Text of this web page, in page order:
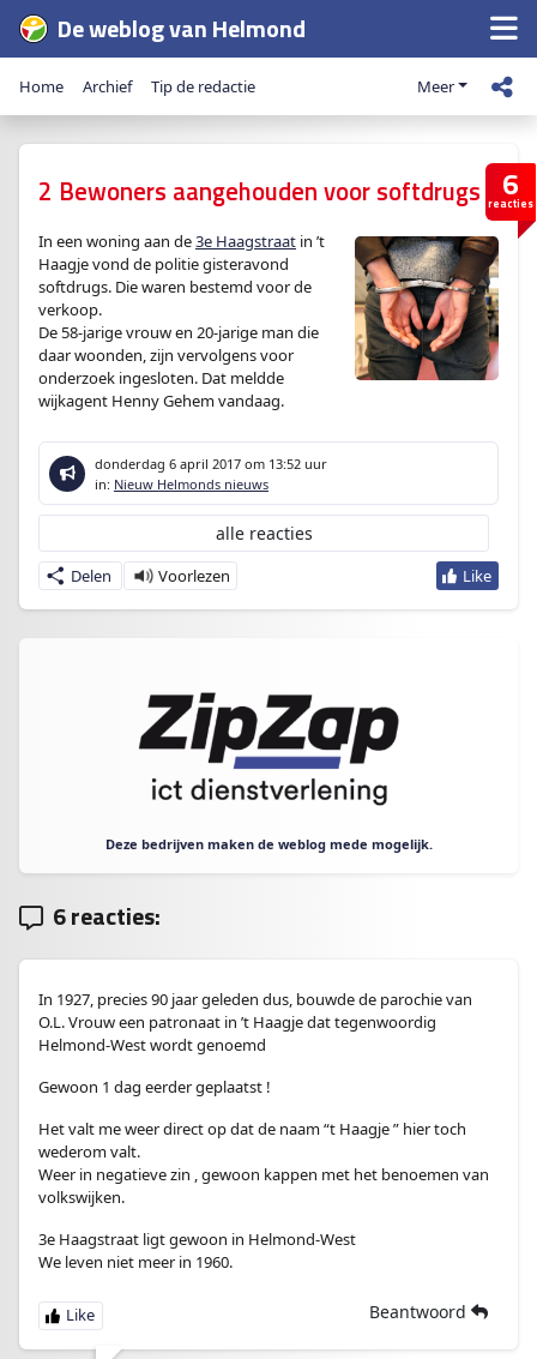
De weblog van Helmond
Home Archief Tip de redactie Meer
6
reacties
2 Bewoners aangehouden voor softdrugs
In een woning aan de3e Haagstraat in ’t
Haagje vond de politie gisteravond
softdrugs. Die waren bestemd voor de
verkoop.
De 58-jarige vrouw en 20-jarige man die
daar woonden, zijn vervolgens voor
onderzoek ingesloten. Dat meldde
wijkagent Henny Gehem vandaag.
donderdag 6 april 2017 om 13:52 uur
in: Nieuw Helmonds nieuws
Delen
alle reacties
Deze bedrijven maken de weblog mede mogelijk.
6 reacties:
In 1927, precies 90 jaar geleden dus, bouwde de parochie van
O.L. Vrouw een patronaat in ’t Haagje dat tegenwoordig
Helmond-West wordt genoemd
Gewoon 1 dag eerder geplaatst !
Het valt me weer direct op dat de naam “t Haagje ” hier toch
wederom valt.
Weer in negatieve zin , gewoon kappen met het benoemen van
volkswijken.
3e Haagstraat ligt gewoon in Helmond-West
We leven niet meer in 1960.
Beantwoord